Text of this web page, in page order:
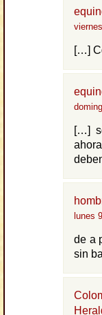
[…]
[…]
lunes
de a
sin